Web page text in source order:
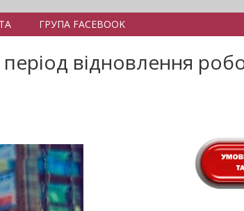
ГРУПА FACEBOOK
відновлення